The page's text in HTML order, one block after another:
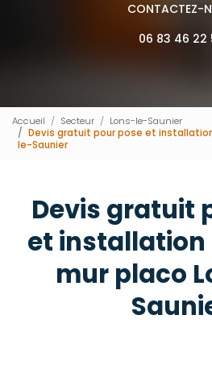
CONTACTEZ-
06 83 46 22
Accueil Secteur
Lons-le-Saunier
Devis gratuit pour pose et
le-Saunier
Devis gratuit
et
mur placo